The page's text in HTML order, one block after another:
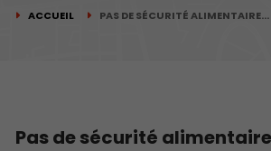
ACCUEIL PAS DE SÉCURITÉ ALIMENTAIRE…
Pas de sécurité